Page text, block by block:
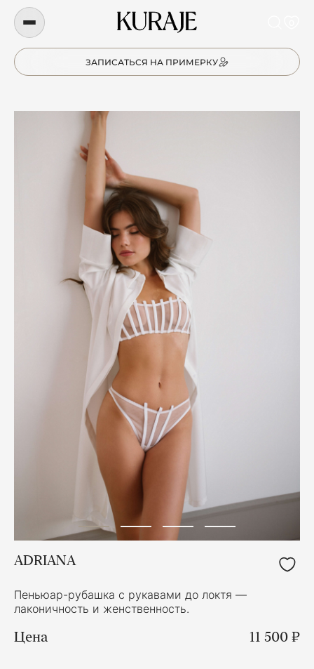
ЗАПИСАТЬСЯ НА ПРИМЕРКУ
ADRIANA
Пеньюар-рубашка с рукавами до локтя —
лаконичность и женственность.
Цена 11 500 ₽